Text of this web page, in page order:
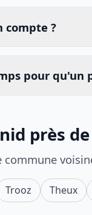
compte ?
pour qu'un
près
commune
Trooz Theux